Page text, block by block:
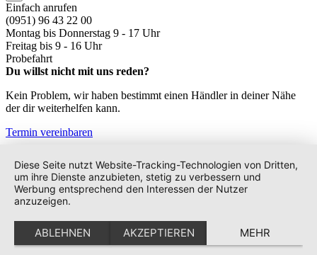
Einfach anrufen
(0951) 96 43 22 00
Montag bis Donnerstag 9 - 17 Uhr
Freitag bis 9 - 16 Uhr
Probefahrt
Du willst nicht mit uns reden?
Kein Problem, wir haben bestimmt einen Händler in deiner Nähe
der dir weiterhelfen kann.
Termin vereinbaren
Diese Seite nutzt Website-Tracking-Technologien von Dritten,
um ihre Dienste anzubieten, stetig zu verbessern und
Werbung entsprechend den Interessen der Nutzer
anzuzeigen.
ABLEHNEN AKZEPTIEREN MEHR